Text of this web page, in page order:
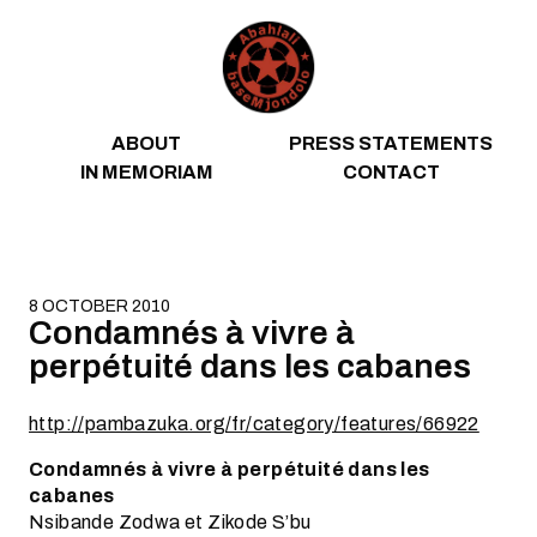
ABOUT
PRESS STATEMENTS
IN MEMORIAM
CONTACT
8 OCTOBER 2010
Condamnés à vivre à
perpétuité dans les cabanes
http://pambazuka.org/fr/category/features/66922
Condamnés à vivre à perpétuité dans les
cabanes
Nsibande Zodwa et Zikode S’bu